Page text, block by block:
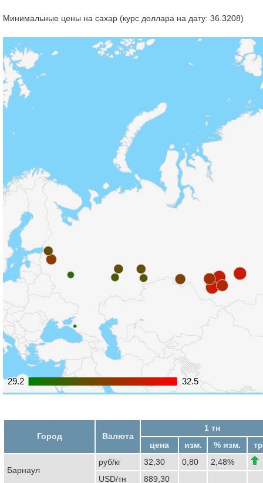
Минимальные цены на сахар (курс доллара на дату: 36.3208)
29.2
29.2 32.5
32.5
Город Валюта
1 тн
цена
изм. % изм.
Барнаул
руб/кг 32,30 0,80
2,48%
USD/тн
889,30